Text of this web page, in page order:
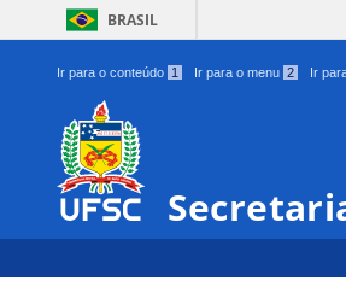
BRASIL
Ir para o conteúdo 1 Ir para o menu 2 Ir